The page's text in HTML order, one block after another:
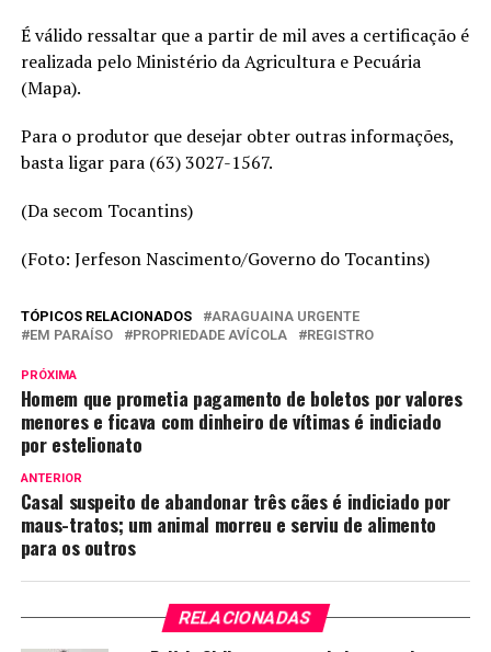
É válido ressaltar que a partir de mil aves a certificação é
realizada pelo Ministério da Agricultura e Pecuária
(Mapa).
Para o produtor que desejar obter outras informações,
basta ligar para (63) 3027-1567.
(Da secom Tocantins)
(Foto: Jerfeson Nascimento/Governo do Tocantins)
TÓPICOS RELACIONADOS
ARAGUAINA URGENTE
EM PARAÍSO
PROPRIEDADE AVÍCOLA REGISTRO
PRÓXIMA
Homem que prometia pagamento de boletos por valores
menores e ficava com dinheiro de vítimas é indiciado
por estelionato
ANTERIOR
Casal suspeito de abandonar três cães é indiciado por
maus-tratos; um animal morreu e serviu de alimento
para os outros
RELACIONADAS